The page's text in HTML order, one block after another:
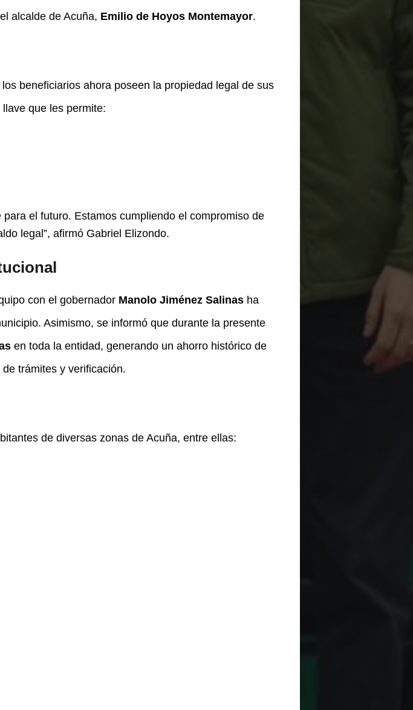
alcalde de Acuña, Emilio de Hoyos Montemayor.
beneficiarios ahora poseen la propiedad legal de sus
que les permite:
el futuro. Estamos cumpliendo el compromiso de
legal”, afirmó Gabriel Elizondo.
con el gobernador Manolo Jiménez Salinasha
Asimismo, se informó que durante la presente
en toda la entidad, generando un ahorro histórico de
trámites y verificación.
de diversas zonas de Acuña, entre ellas: